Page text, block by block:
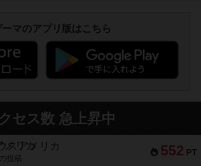
ーマのアプリ版はこちら
セス数 急上昇中
552 PT
スアメリカ
投稿